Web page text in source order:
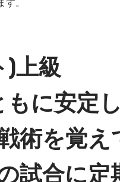
)上級
に安定
術を覚え